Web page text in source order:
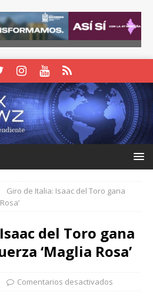
Giro de Italia: Isaac del Toro gana
del Toro gana
‘Maglia Rosa’
Comentarios desactivados